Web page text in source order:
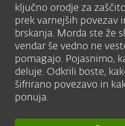
ključno orodje za
prek varnejših povezav
brskanja. Morda ste že
vendar še vedno ne
pomagajo. Pojasnimo,
deluje. Odkrili boste,
šifrirano povezavo in
ponuja.